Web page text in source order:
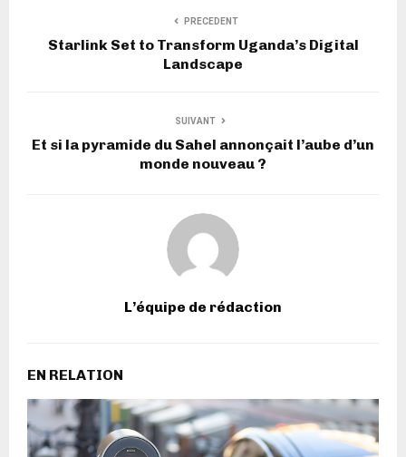
PRECEDENT
Starlink Set to Transform Uganda’s Digital
Landscape
SUIVANT
Et si la pyramide du Sahel annonçait l’aube d’un
monde nouveau ?
L’équipe de rédaction
EN RELATION